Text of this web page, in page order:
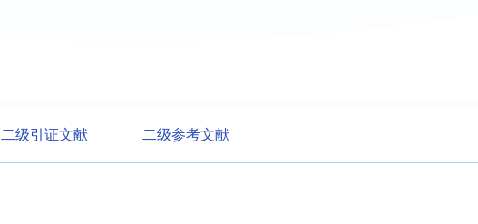
二级引证文献 二级参考文献